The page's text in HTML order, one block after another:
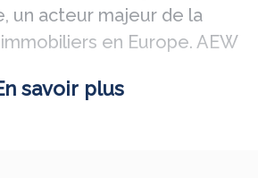
un acteur majeur de la
en Europe. AEW
public.
savoir plus